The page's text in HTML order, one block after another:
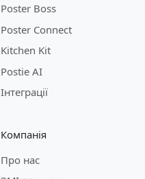
Poster Boss
Poster Connect
Kitchen Kit
Postie AI
Інтеграції
Компанія
Про нас